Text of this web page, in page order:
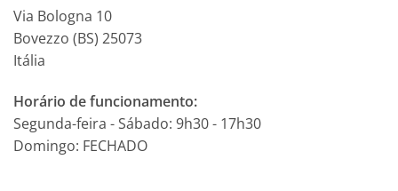
Via Bologna 10
Bovezzo (BS) 25073
Itália
Horário de funcionamento:
Segunda-feira - Sábado: 9h30 - 17h30
Domingo: FECHADO